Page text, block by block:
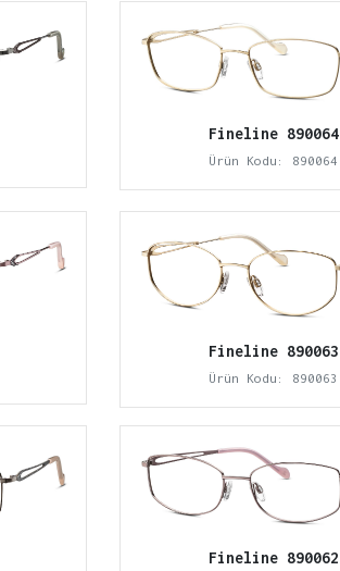
Fineline 890064
Ürün Kodu: 890064
Fineline 890063
Ürün Kodu: 890063
Fineline 890062